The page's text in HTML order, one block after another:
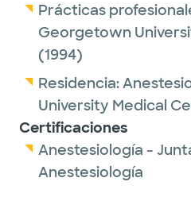
Prácticas
Georgetown
(1994)
Residencia:
University Medical
Certificaciones
Anestesiología -
Anestesiología